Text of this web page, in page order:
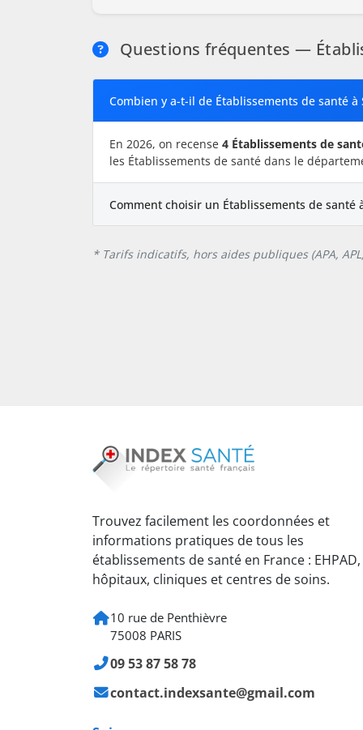
Questions fréquentes —
Combien y a-t-il de Établissements de santé
En 2026, on recense 4 Établissements de
les Établissements de santé dans le
Comment choisir un Établissements de santé
* Tarifs indicatifs, hors aides publiques (APA,
Trouvez facilement les coordonnées et
informations pratiques de tous les
établissements de santé en France : EHPAD,
hôpitaux, cliniques et centres de soins.
10 rue de Penthièvre
75008 PARIS
09 53 87 58 78
contact.indexsante@gmail.com